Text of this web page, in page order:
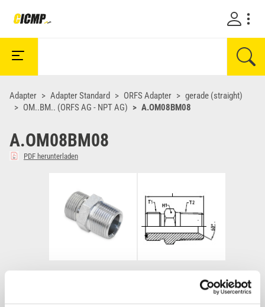
Adapter Adapter Standard ORFS Adapter
gerade (straight)
OM..BM.. (ORFS AG - NPT AG)
A.OM08BM08
A.OM08BM08
PDF herunterladen